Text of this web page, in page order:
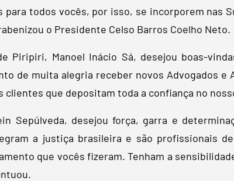
todos vocês, por isso, se incorporem nas
o Presidente Celso Barros Coelho Neto.
Piripiri, Manoel Inácio Sá, desejou boas-
de muita alegria receber novos Advogados
que depositam toda a confiança no
Sepúlveda, desejou força, garra e
a justiça brasileira e são profissionais
que vocês fizeram. Tenham a